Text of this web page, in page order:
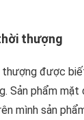
thượng
được
Sản phẩm
mình sản